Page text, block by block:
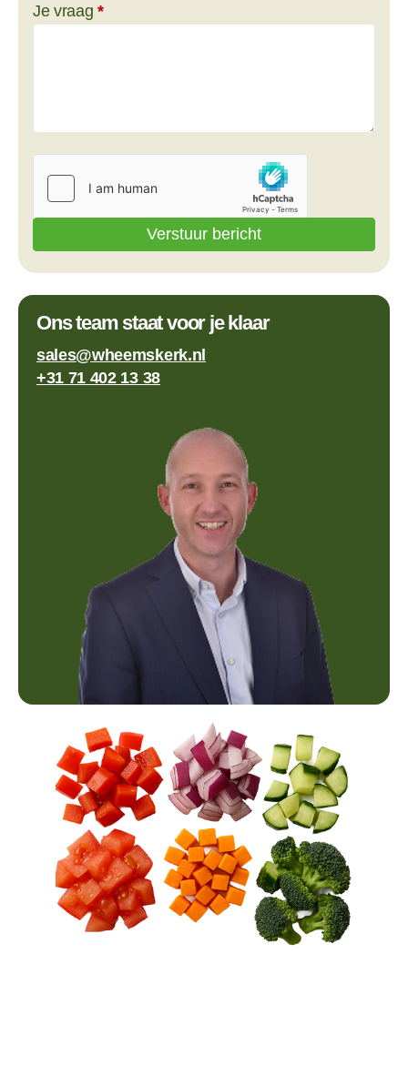
Je vraag *
Verstuur bericht
Ons team staat voor je klaar
sales@wheemskerk.nl
+31 71 402 13 38